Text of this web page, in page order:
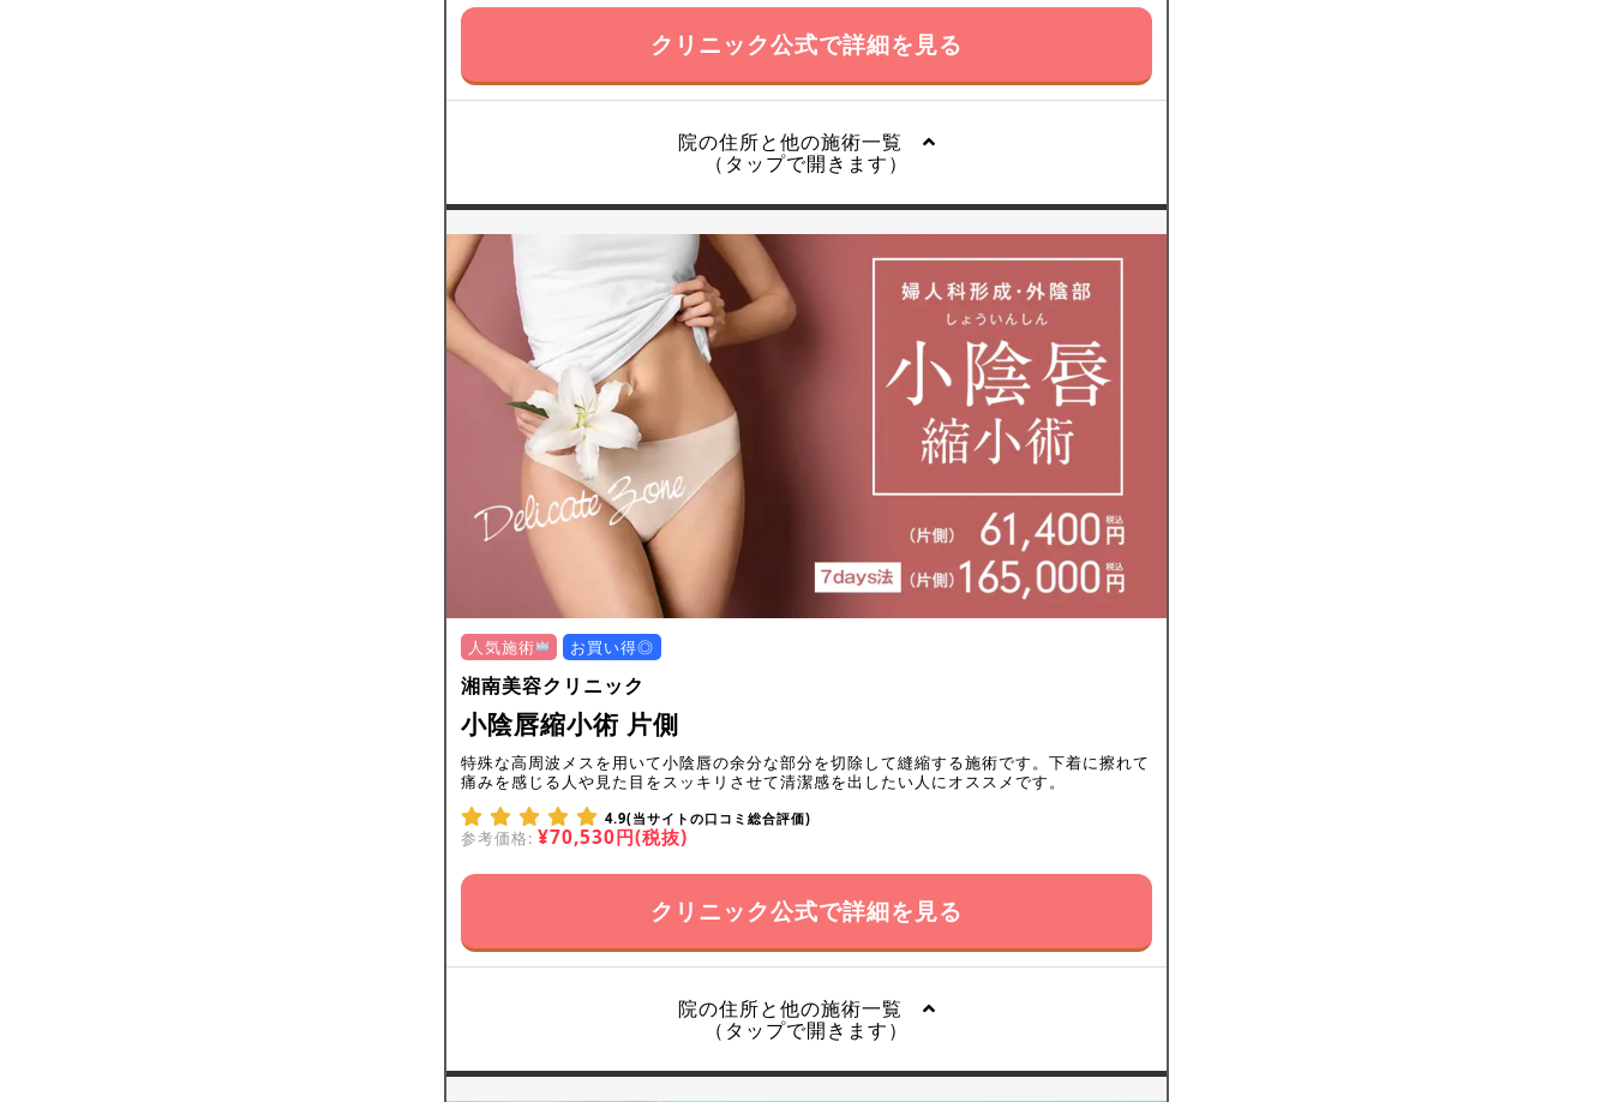
クリニック公式で詳細を見る
院の住所と他の施術一覧
（タップで開きます）
人気施術 お買い得◎
湘南美容クリニック
小陰唇縮小術 片側
特殊な高周波メスを用いて小陰唇の余分な部分を切除して縫縮する施術です。下着に擦れて
痛みを感じる人や見た目をスッキリさせて清潔感を出したい人にオススメです。
4.9(当サイトの口コミ総合評価)
参考価格: ¥70,530円(税抜)
クリニック公式で詳細を見る
院の住所と他の施術一覧
（タップで開きます）